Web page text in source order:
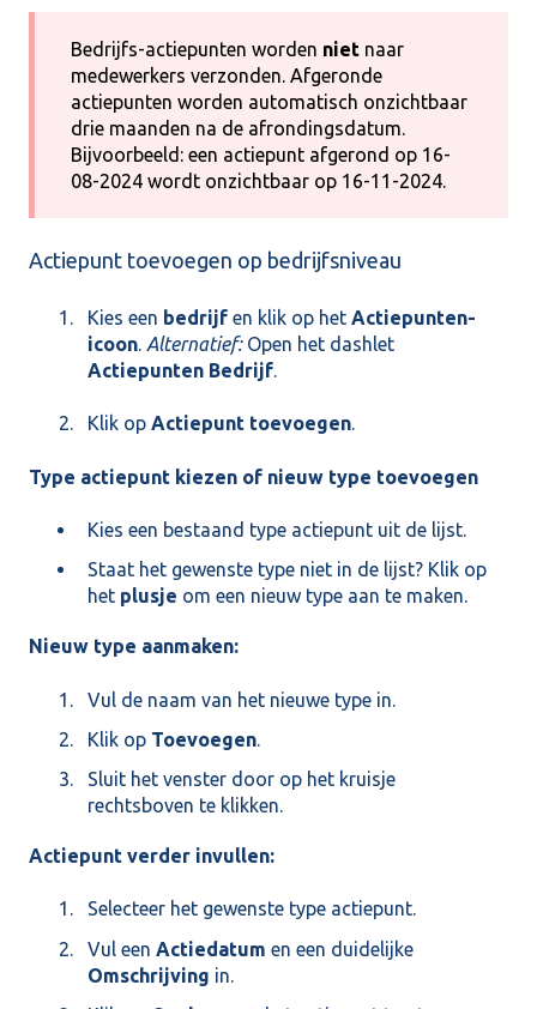
Bedrijfs-actiepunten worden niet naar
medewerkers verzonden. Afgeronde
actiepunten worden automatisch onzichtbaar
drie maanden na de afrondingsdatum.
Bijvoorbeeld: een actiepunt afgerond op 16-
08-2024 wordt onzichtbaar op 16-11-2024.
Actiepunt toevoegen op bedrijfsniveau
Kies een bedrijf en klik op het Actiepunten-
icoon. Alternatief:Open het dashlet
Actiepunten Bedrijf.
Klik op Actiepunt toevoegen.
Type actiepunt kiezen of nieuw type toevoegen
Kies een bestaand type actiepunt uit de lijst.
Staat het gewenste type niet in de lijst? Klik op
het plusje om een nieuw type aan te maken.
Nieuw type aanmaken:
Vul de naam van het nieuwe type in.
Klik op Toevoegen.
Sluit het venster door op het kruisje
rechtsboven te klikken.
Actiepunt verder invullen:
Selecteer het gewenste type actiepunt.
Vul een Actiedatum en een duidelijke
Omschrijving in.